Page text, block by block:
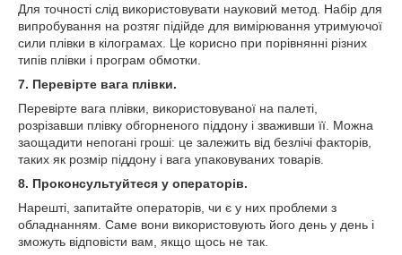
Для точності слід використовувати науковий метод. Набір для
випробування на розтяг підійде для вимірювання утримуючої
сили плівки в кілограмах. Це корисно при порівнянні різних
типів плівки і програм обмотки.
7. Перевірте вага плівки.
Перевірте вага плівки, використовуваної на палеті,
розрізавши плівку обгорненого піддону і зваживши її. Можна
заощадити непогані гроші: це залежить від безлічі факторів,
таких як розмір піддону і вага упаковуваних товарів.
8. Проконсультуйтеся у операторів.
Нарешті, запитайте операторів, чи є у них проблеми з
обладнанням. Саме вони використовують його день у день і
зможуть відповісти вам, якщо щось не так.